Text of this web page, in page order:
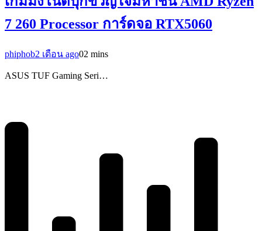
7 260 Processor การ์ดจอ RTX5060
phiphob2 เดือน ago02 mins
ASUS TUF Gaming Seri…